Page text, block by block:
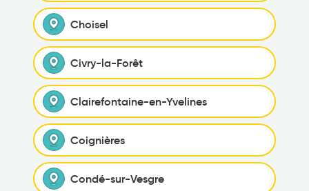
Choisel
Civry-la-Forêt
Clairefontaine-en-Yvelines
Coignières
Condé-sur-Vesgre